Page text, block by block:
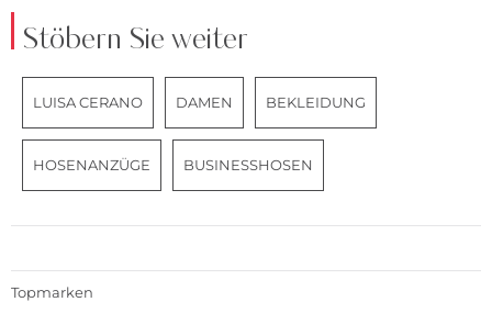
Stöbern Sie weiter
LUISA CERANO DAMEN BEKLEIDUNG
HOSENANZÜGE BUSINESSHOSEN
Topmarken